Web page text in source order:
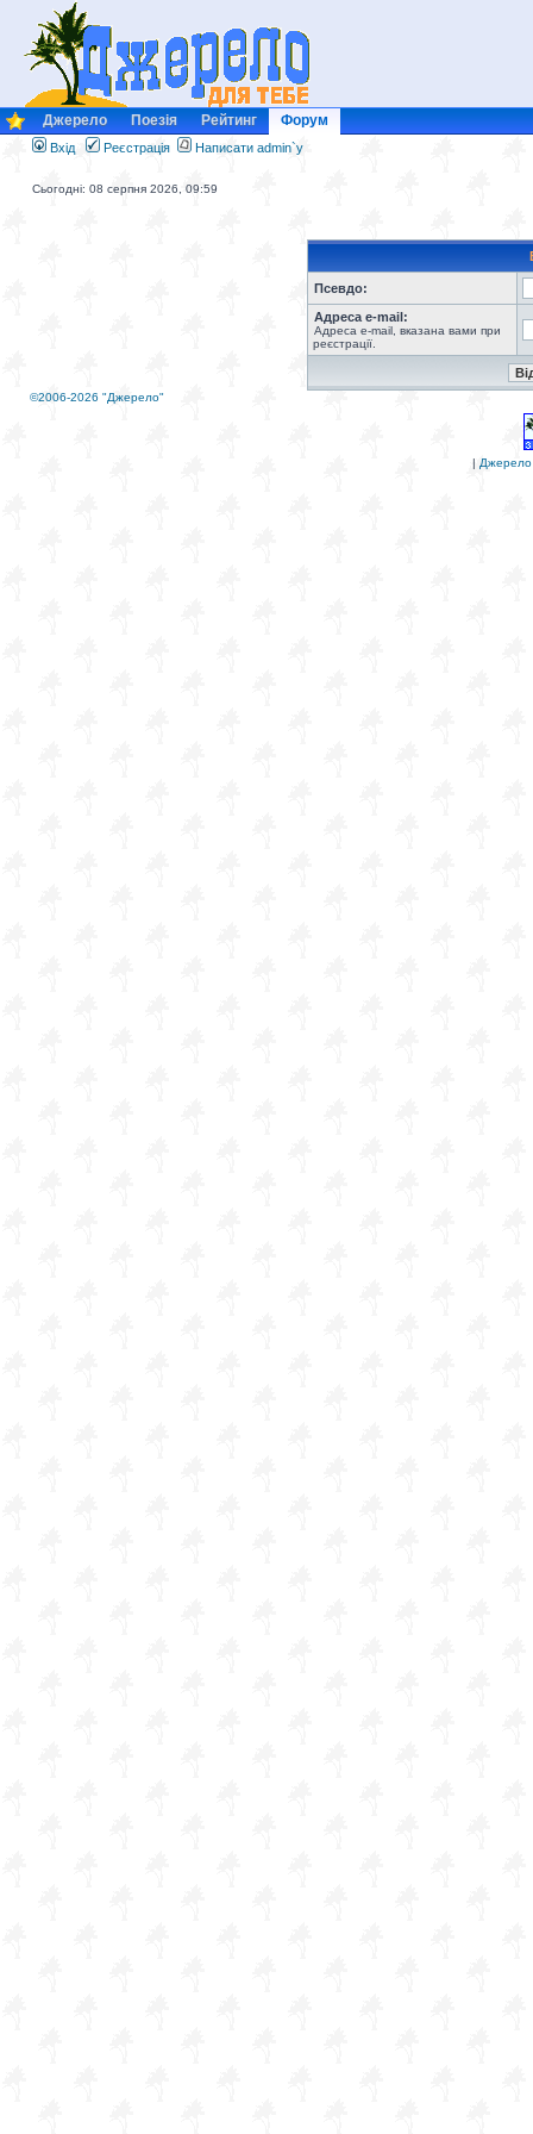
Джерело Поезія Рейтинг Форум
Вхід Реєстрація Написати admin`у
Сьогодні: 08 серпня 2026, 09:59
Псевдо:
Адреса e-mail:
Адреса e-mail, вказана вами при
реєстрації.
©2006-2026 "Джерело"
| Джерело